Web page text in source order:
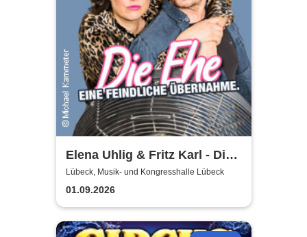
Elena Uhlig & Fritz Karl - Die
Ehe - eine feindliche
Übernahme
Lübeck, Musik- und Kongresshalle Lübeck
01.09.2026